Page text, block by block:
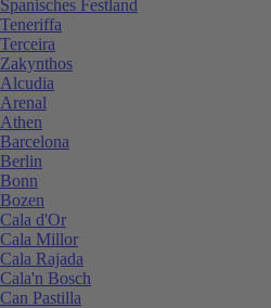
Spanisches Festland
Teneriffa
Terceira
Zakynthos
Alcudia
Arenal
Athen
Barcelona
Berlin
Bonn
Bozen
Cala d'Or
Cala Millor
Cala Rajada
Cala'n Bosch
Can Pastilla